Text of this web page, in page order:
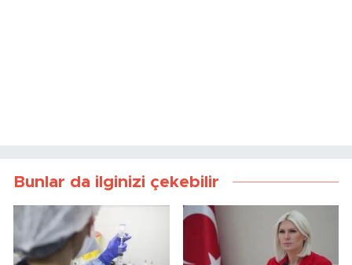
Bunlar da ilginizi çekebilir